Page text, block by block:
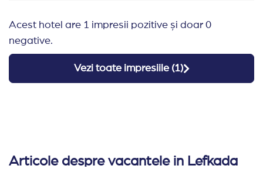
Acest hotel are 1 impresii pozitive și doar 0
negative.
Vezi toate impresiile (1)
Articole despre vacantele in Lefkada